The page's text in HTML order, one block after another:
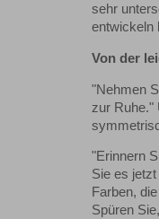
sehr
entwickeln
Von der
"Nehmen
zur Ruhe."
"Erinnern
Sie es
Farben,
Spüren